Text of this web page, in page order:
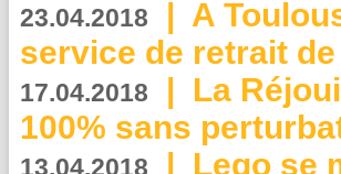
23.04.2018 | A
service de retrait
17.04.2018 | La
100% sans
13.04.2018 | Lego se